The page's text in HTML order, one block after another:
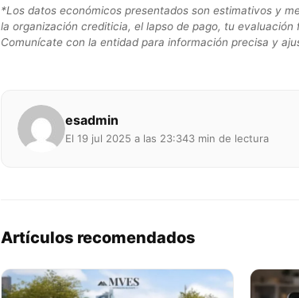
*Los datos económicos presentados son estimativos y
la organización crediticia, el lapso de pago, tu
Comunícate con la entidad para información precisa y
esadmin
El 19 jul 2025 a las 23:343 min de lectura
Artículos recomendados